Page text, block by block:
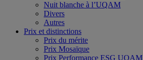
Nuit blanche à l’UQAM
Divers
Autres
Prix et distinctions
Prix du mérite
Prix Mosaïque
Prix Performance ESG UQAM